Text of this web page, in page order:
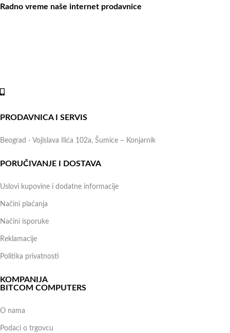
Radno vreme naše internet prodavnice
+381 (69) 767-202
PRODAVNICA I SERVIS
Beograd - Vojislava Ilića 102a, Šumice – Konjarnik
PORUČIVANJE I DOSTAVA
Uslovi kupovine i dodatne informacije
Načini plaćanja
Načini isporuke
Reklamacije
Politika privatnosti
KOMPANIJA
BITCOM COMPUTERS
O nama
Podaci o trgovcu